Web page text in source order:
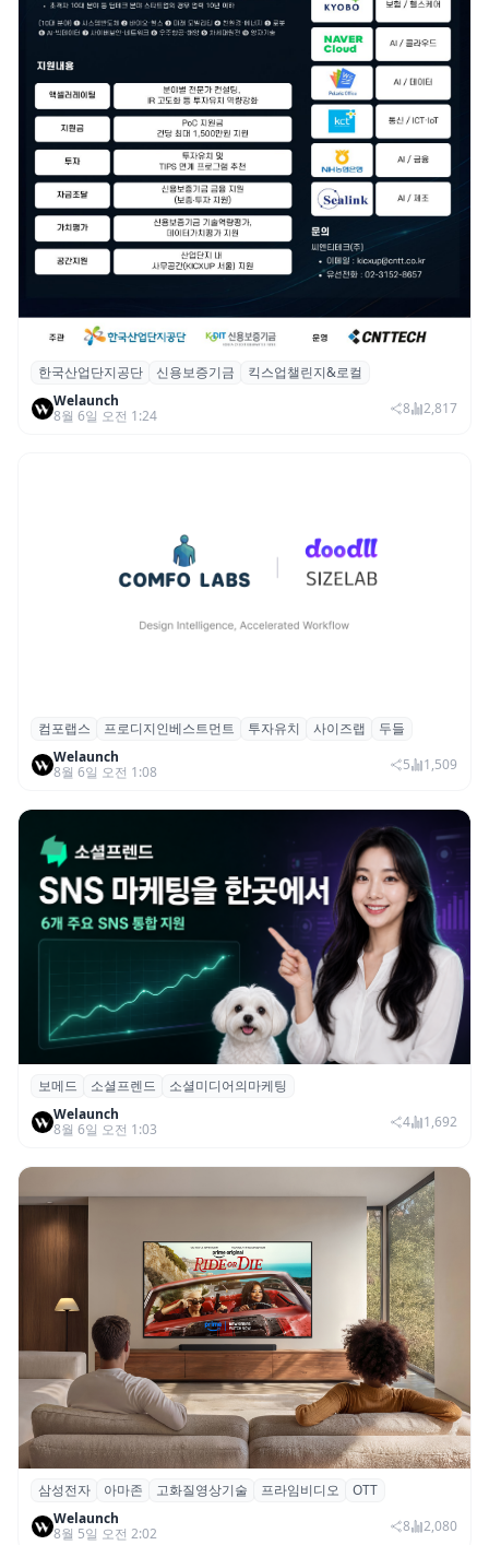
산단공·신보, 2026 ‘킥스업 챌린지&로컬’ 참
여 스타트업 모집
한국산업단지공단 신용보증기금
킥스업챌린지&로컬
Welaunch
8월 6일 오전 1:24
8 2,817
컴포랩스, 프로디지인베스트먼트로부터 시
드 투자 유치
컴포랩스 프로디지인베스트먼트 투자유치 사이즈랩
두들
Welaunch
8월 6일 오전 1:08
5 1,509
보메드 ‘소셜프렌드’, 유튜브·인스타 등 6개
SNS 마케팅 통합 지원
보메드 소셜프렌드
소셜미디어의마케팅
Welaunch
8월 6일 오전 1:03
4 1,692
삼성전자·아마존, 프라임 비디오에 ‘HDR10+
어드밴스드’ 적용
삼성전자 아마존 고화질영상기술 프라임비디오
OTT
Welaunch
8월 5일 오전 2:02
8 2,080